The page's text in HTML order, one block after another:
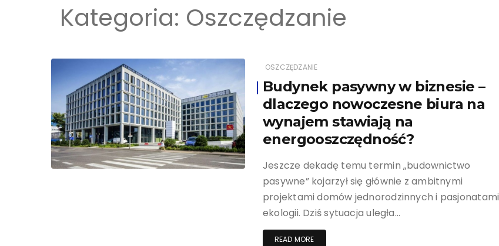
Kategoria: Oszczędzanie
OSZCZĘDZANIE
Budynek pasywny w biznesie –
dlaczego nowoczesne biura na
wynajem stawiają na
energooszczędność?
Jeszcze dekadę temu termin „budownictwo
pasywne” kojarzył się głównie z ambitnymi
projektami domów jednorodzinnych i pasjonatami
ekologii. Dziś sytuacja uległa…
READ MORE